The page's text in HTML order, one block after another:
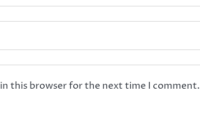
this browser for the next time I comment.